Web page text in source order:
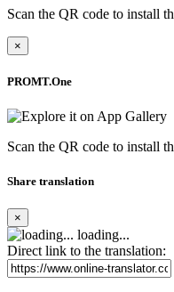
Scan the QR code to install
×
PROMT.One
Scan the QR code to install
Share translation
×
loading...
Direct link to the translation: